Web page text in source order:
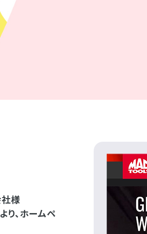
社様
り、ホームペ